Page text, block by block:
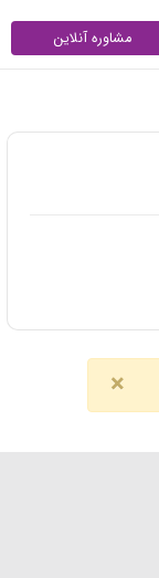
مشاوره آنلاین
×